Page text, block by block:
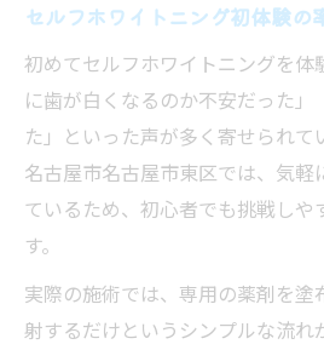
セルフホワイトニング初体験の
初めてセルフホワイトニングを体
に歯が白くなるのか不安だった」
た」といった声が多く寄せられて
名古屋市名古屋市東区では、気軽
ているため、初心者でも挑戦しや
す。
実際の施術では、専用の薬剤を塗
射するだけというシンプルな流れ